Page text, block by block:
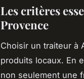
Les critères
Provence
Choisir un traiteur à
produits locaux. En
non seulement une